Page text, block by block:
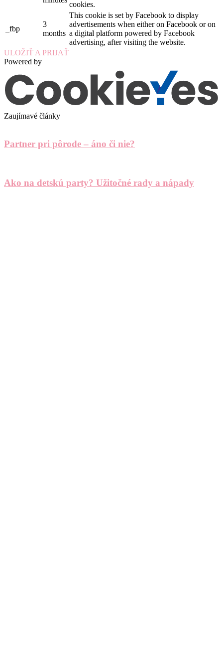
cookies.
_fbp
3
months
This cookie is set by Facebook to display
advertisements when either on Facebook or on
a digital platform powered by Facebook
advertising, after visiting the website.
ULOŽIŤ A PRIJAŤ
Powered by
Zaujímavé články
Partner pri pôrode – áno či nie?
Ako na detskú party? Užitočné rady a nápady